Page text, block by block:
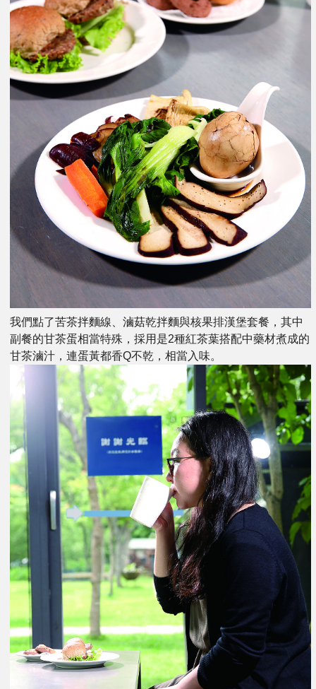
我們點了苦茶拌麵線、滷菇乾拌麵與核果排漢堡套餐，其中
副餐的甘茶蛋相當特殊，採用是2種紅茶葉搭配中藥材煮成的
甘茶滷汁，連蛋黃都香Q不乾，相當入味。